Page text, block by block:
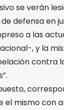
se verán
defensa en
a las
, y la
contra
el mismo con